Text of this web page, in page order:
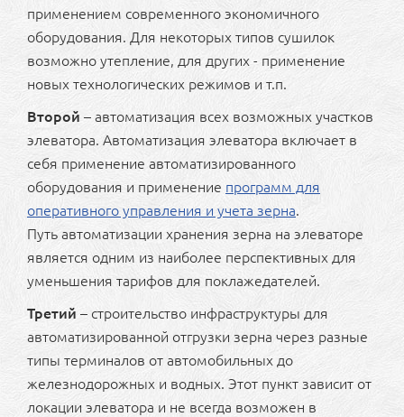
применением современного экономичного
оборудования. Для некоторых типов сушилок
возможно утепление, для других - применение
новых технологических режимов и т.п.
Второй – автоматизация всех возможных участков
элеватора. Автоматизация элеватора включает в
себя применение автоматизированного
оборудования и применение программ для
оперативного управления и учета зерна.
Путь автоматизации хранения зерна на элеваторе
является одним из наиболее перспективных для
уменьшения тарифов для поклажедателей.
Третий – строительство инфраструктуры для
автоматизированной отгрузки зерна через разные
типы терминалов от автомобильных до
железнодорожных и водных. Этот пункт зависит от
локации элеватора и не всегда возможен в